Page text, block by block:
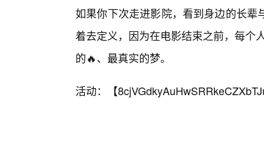
如果你下次走进影院，看到身边的长
着去定义，因为在电影结束之前，每个
的🔥、最真实的梦。
活动：【